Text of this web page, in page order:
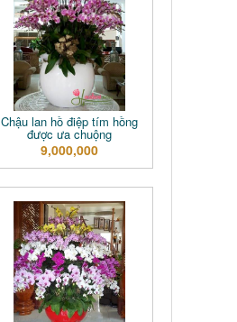
Chậu lan hồ điệp tím hồng
được ưa chuộng
9,000,000